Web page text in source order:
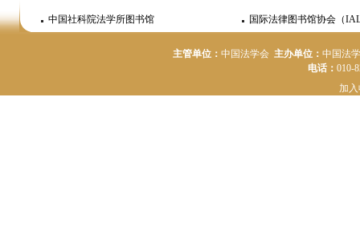
中国社科院法学所图书馆 国际法律图书馆协会（
主管单位： 中国法学会 主办单位： 中国法
电话： 010-
加